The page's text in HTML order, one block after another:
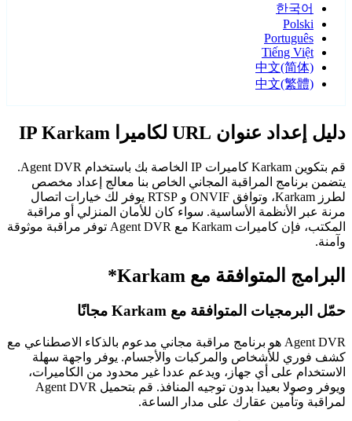
한국어
Polski
Português
Tiếng Việt
中文(简体)
中文(繁體)
دليل إعداد عنوان URL لكاميرا IP Karkam
قم بتكوين Karkam كاميرات IP الخاصة بك باستخدام Agent DVR.
يتضمن برنامج المراقبة المجاني الخاص بنا معالج إعداد مخصص
لطرز Karkam، وتوافق ONVIF و RTSP يوفر لك خيارات اتصال
مرنة عبر الأنظمة الأساسية. سواء كان للأمان المنزلي أو مراقبة
المكتب، فإن كاميرات Karkam مع Agent DVR توفر مراقبة موثوقة
وآمنة.
البرامج المتوافقة مع Karkam*
حمّل البرمجيات المتوافقة مع Karkam مجانًا
Agent DVR هو برنامج مراقبة مجاني مدعوم بالذكاء الاصطناعي مع
كشف فوري للأشخاص والمركبات والأجسام. يوفر واجهة سهلة
الاستخدام على أي جهاز، ويدعم عددا غير محدود من الكاميرات،
ويوفر وصولا بعيدا بدون توجيه المنافذ. قم بتحميل Agent DVR
لمراقبة وتأمين عقارك على مدار الساعة.